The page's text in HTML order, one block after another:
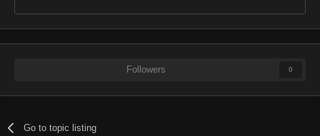
Followers 0
Go to topic listing